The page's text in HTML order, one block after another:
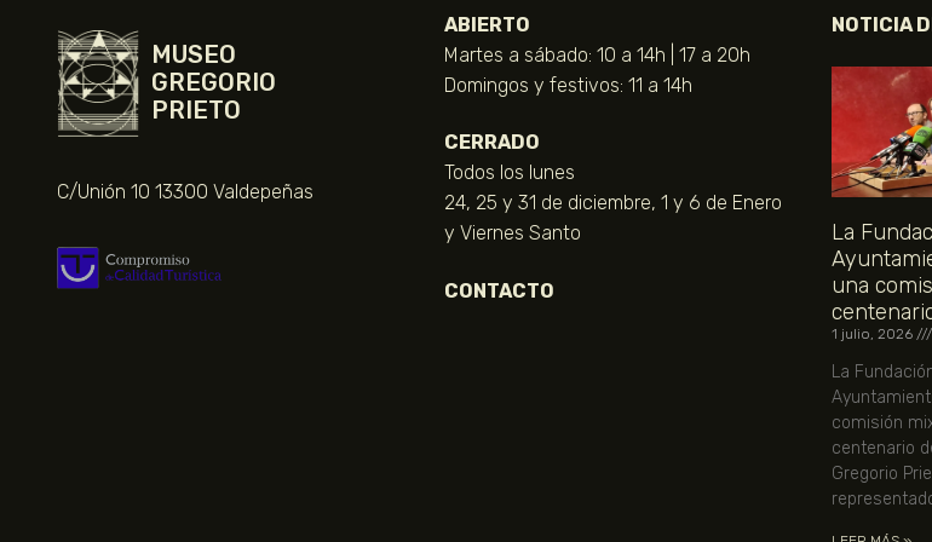
MUSEO
GREGORIO
PRIETO
C/Unión 10 13300 Valdepeñas
ABIERTO
Martes a sábado: 10 a 14h | 17 a 20h
Domingos y festivos: 11 a 14h
CERRADO
Todos los lunes
24, 25 y 31 de diciembre, 1 y 6 de Enero
y Viernes Santo
CONTACTO
NOTICIA
La
una
1 julio, 2026
La
comisión
centenario
Gregorio